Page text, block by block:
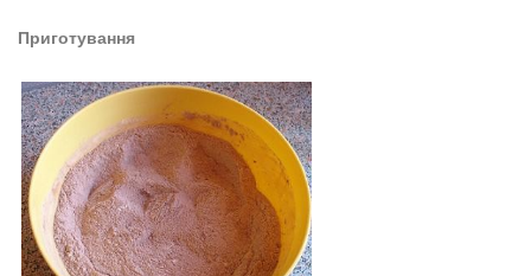
Приготування